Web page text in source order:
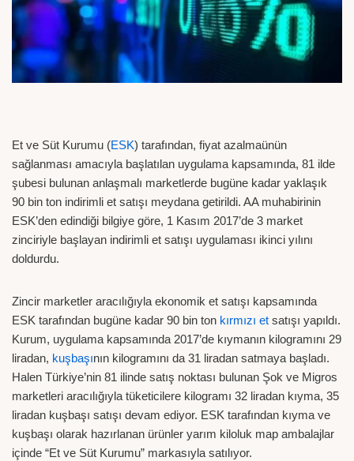
Et ve Süt Kurumu (ESK) tarafından, fiyat azalmaünün
sağlanması amacıyla başlatılan uygulama kapsamında, 81 ilde
şubesi bulunan anlaşmalı marketlerde bugüne kadar yaklaşık
90 bin ton indirimli et satışı meydana getirildi. AA muhabirinin
ESK’den edindiği bilgiye göre, 1 Kasım 2017’de 3 market
zinciriyle başlayan indirimli et satışı uygulaması ikinci yılını
doldurdu.
Zincir marketler aracılığıyla ekonomik et satışı kapsamında
ESK tarafından bugüne kadar 90 bin ton kırmızı et satışı yapıldı.
Kurum, uygulama kapsamında 2017’de kıymanın kilogramını 29
liradan, kuşbaşının kilogramını da 31 liradan satmaya başladı.
Halen Türkiye’nin 81 ilinde satış noktası bulunan Şok ve Migros
marketleri aracılığıyla tüketicilere kilogramı 32 liradan kıyma, 35
liradan kuşbaşı satışı devam ediyor. ESK tarafından kıyma ve
kuşbaşı olarak hazırlanan ürünler yarım kiloluk map ambalajlar
içinde “Et ve Süt Kurumu” markasıyla satılıyor.